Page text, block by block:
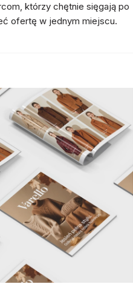
którzy chętnie sięgają po
ofertę w jednym miejscu.